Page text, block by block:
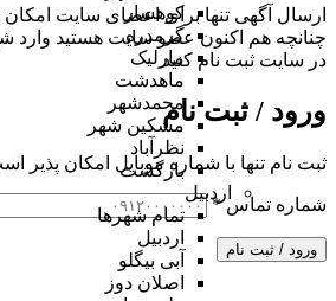
ارسال آگهی تنها برای اعضای سایت امکان
چنانچه هم‌ اکنون عضو سایت هستید وارد
در سایت ثبت نام کنید
ورود / ثبت نام
ثبت نام تنها با شماره موبایل امکان پذیر
شماره تماس*
ورود / ثبت نام
کوهسار
گرمدره
مارلیک
ماهدشت
محمدشهر
مشکین شهر
نظرآباد
بازگشت
اردبیل
تمام شهر‌ها
اردبیل
آبی بیگلو
اصلان دوز